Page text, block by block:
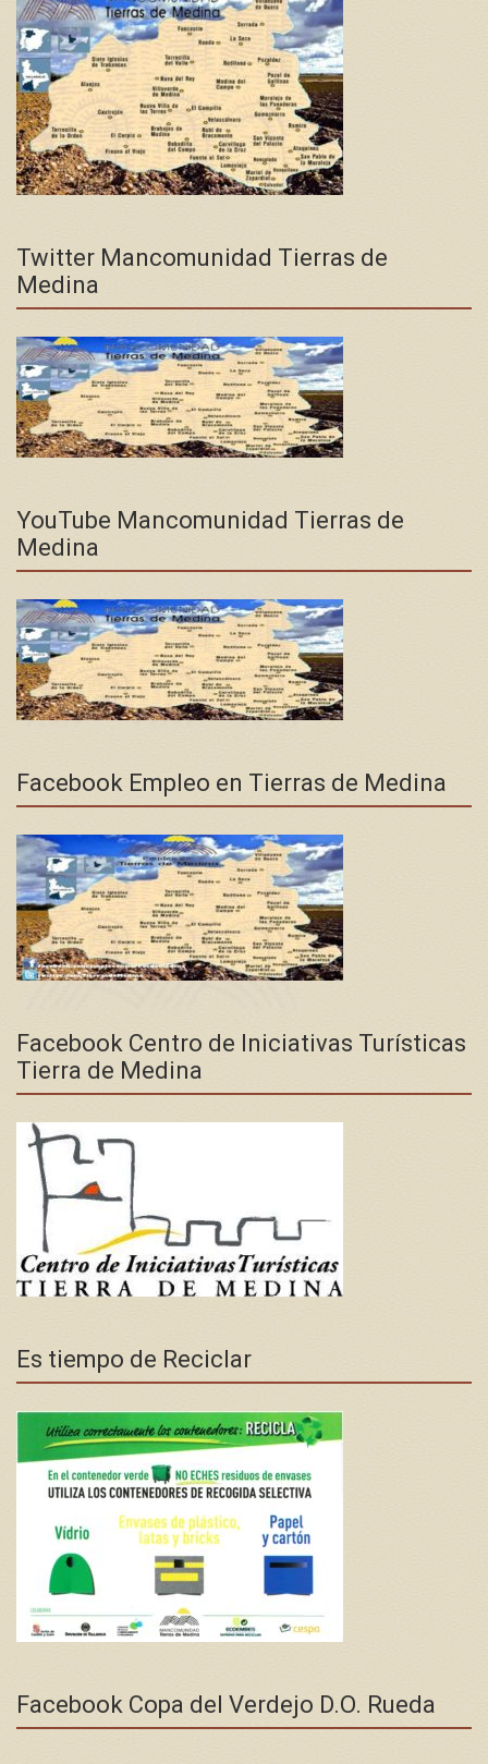
Twitter Mancomunidad Tierras de
Medina
YouTube Mancomunidad Tierras de
Medina
Facebook Empleo en Tierras de Medina
Facebook Centro de Iniciativas Turísticas
Tierra de Medina
Es tiempo de Reciclar
Facebook Copa del Verdejo D.O. Rueda